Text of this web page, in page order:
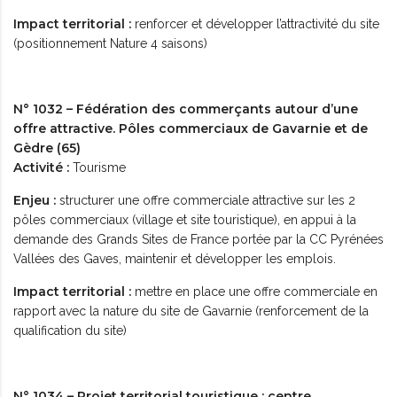
Impact territorial : renforcer et développer l’attractivité du site
(positionnement Nature 4 saisons)
N° 1032 – Fédération des commerçants autour d’une
offre attractive. Pôles commerciaux de Gavarnie et de
Gèdre (65)
Activité : Tourisme
Enjeu : structurer une offre commerciale attractive sur les 2
pôles commerciaux (village et site touristique), en appui à la
demande des Grands Sites de France portée par la CC Pyrénées
Vallées des Gaves, maintenir et développer les emplois.
Impact territorial : mettre en place une offre commerciale en
rapport avec la nature du site de Gavarnie (renforcement de la
qualification du site)